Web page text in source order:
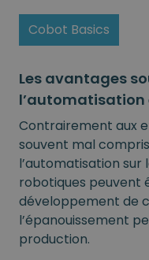
Cobot Basics
Les avantages
Contrairement aux
souvent mal
l’automatisation sur
robotiques peuvent
développement de
l’épanouissement
production.